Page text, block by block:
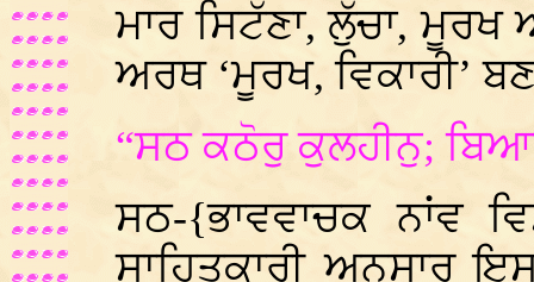
ਮਾਰ ਸਿਟੱਣਾ, ਲੁੱਚਾ,
ਅਰਥ ‘ਮੂਰਖ, ਵਿਕਾਰੀ’
“ਸਠ ਕਠੋਰੁ ਕੁਲਹੀਨੁ;
ਸਠ-{ਭਾਵਵਾਚਕ ਨਾਂਵ
ਸਾਹਿਤਕਾਰੀ ਅਨੁਸਾਰ